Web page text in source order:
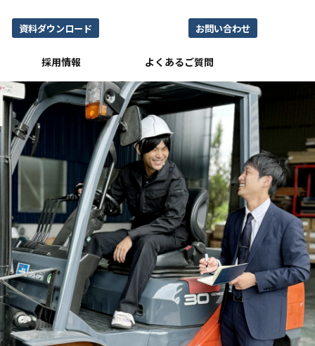
資料ダウンロード お問い合わせ
採用情報 よくあるご質問